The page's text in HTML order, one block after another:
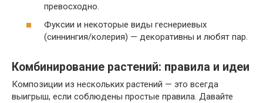
превосходно.
Фуксии и некоторые виды геснериевых
(синнингия/колерия) — декоративны и любят пар.
Комбинирование растений: правила и идеи
Композиции из нескольких растений — это всегда
выигрыш, если соблюдены простые правила. Давайте